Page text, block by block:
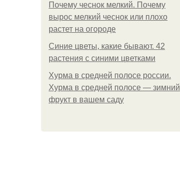
Почему чеснок мелкий. Почему
вырос мелкий чеснок или плохо
растет на огороде
Синие цветы, какие бывают. 42
растения с синими цветками
Хурма в средней полосе россии.
Хурма в средней полосе — зимний
фрукт в вашем саду